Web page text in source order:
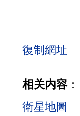
相关内容：
衛星地圖